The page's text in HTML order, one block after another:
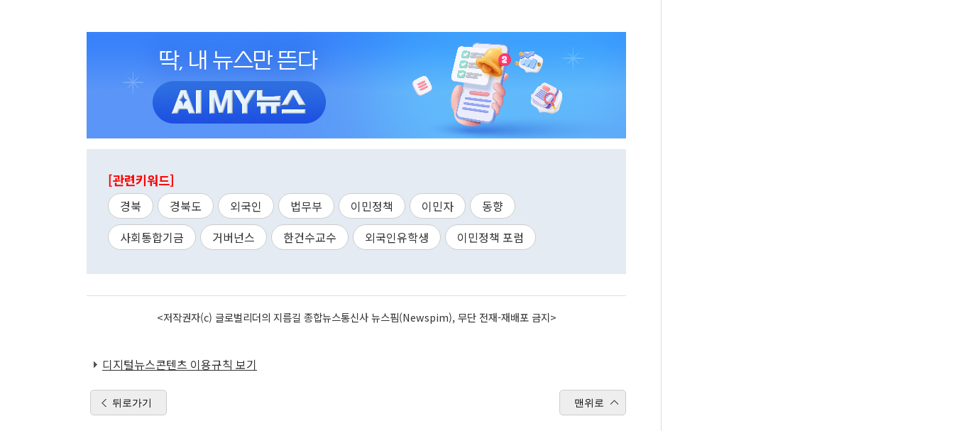
[관련키워드]
경북 경북도 외국인 법무부 이민정책 이민자
동향
사회통합기금
거버넌스 한건수교수 외국인유학생 이민정책 포럼
<저작권자(c) 글로벌리더의 지름길 종합뉴스통신사 뉴스핌(Newspim), 무단 전재-재배포 금지>
디지털뉴스콘텐츠 이용규칙 보기
뒤로가기 맨위로